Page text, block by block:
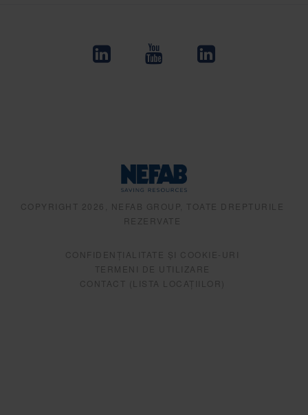
COPYRIGHT 2026, NEFAB GROUP, TOATE DREPTURILE
REZERVATE
CONFIDENȚIALITATE ȘI COOKIE-URI
TERMENI DE UTILIZARE
CONTACT (LISTA LOCAȚIILOR)